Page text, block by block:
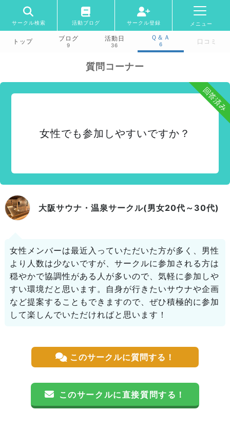
サークル検索 活動ブログ サークル登録 メニュー
トップ ブログ
9
活動日
36
Ｑ＆Ａ
6 口コミ
質問コーナー
回答済み
女性でも参加しやすいですか？
大阪サウナ・温泉サークル(男女20代～30代)
女性メンバーは最近入っていただいた方が多く、男性
より人数は少ないですが、サークルに参加される方は
穏やかで協調性がある人が多いので、気軽に参加しや
すい環境だと思います。自身が行きたいサウナや企画
など提案することもできますので、ぜひ積極的に参加
して楽しんでいただければと思います！
このサークルに質問する！
このサークルに直接質問する！